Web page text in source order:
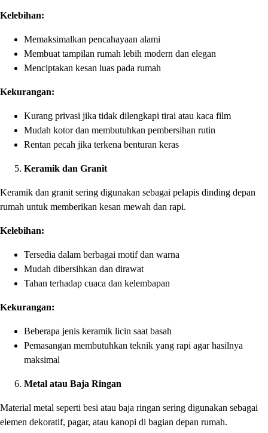
Kelebihan:
Memaksimalkan pencahayaan alami
Membuat tampilan rumah lebih modern dan elegan
Menciptakan kesan luas pada rumah
Kekurangan:
Kurang privasi jika tidak dilengkapi tirai atau kaca film
Mudah kotor dan membutuhkan pembersihan rutin
Rentan pecah jika terkena benturan keras
Keramik dan Granit
Keramik dan granit sering digunakan sebagai pelapis dinding depan
rumah untuk memberikan kesan mewah dan rapi.
Kelebihan:
Tersedia dalam berbagai motif dan warna
Mudah dibersihkan dan dirawat
Tahan terhadap cuaca dan kelembapan
Kekurangan:
Beberapa jenis keramik licin saat basah
Pemasangan membutuhkan teknik yang rapi agar hasilnya
maksimal
Metal atau Baja Ringan
Material metal seperti besi atau baja ringan sering digunakan sebagai
elemen dekoratif, pagar, atau kanopi di bagian depan rumah.